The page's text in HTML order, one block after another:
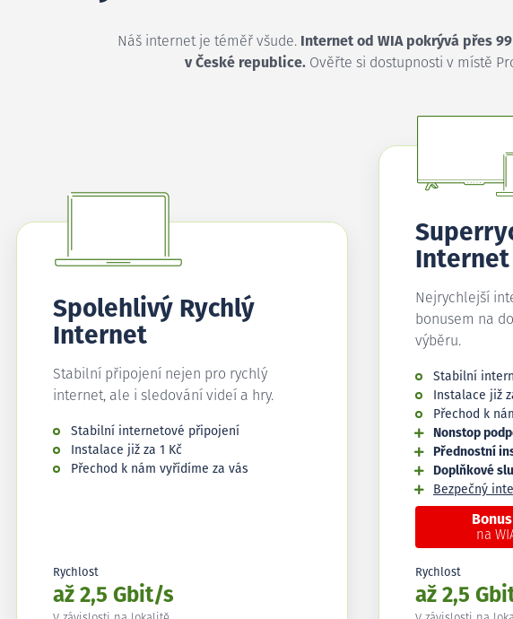
Náš internet je téměř všude.
Internet od WIA pokrývá přes
v České republice. Ověřte si dostupnosti v místě
Spolehlivý Rychlý
Internet
Stabilní připojení nejen pro rychlý
internet, ale i sledování videí a hry.
Stabilní internetové připojení
Instalace již za 1 Kč
Přechod k nám vyřídíme za vás
Rychlost
až 2,5 Gbit/s
Internet
Nejrychlejší
bonusem na
výběru.
Stabilní
Instalace již
Přechod k
Nonstop
Přednostní
Doplňkové
Bezpečný
na
Rychlost
až 2,5